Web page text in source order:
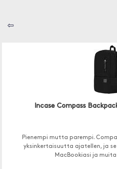
⇦
Incase Compass
Pienempi mutta parempi.
yksinkertaisuutta ajatellen, ja
MacBookiasi ja